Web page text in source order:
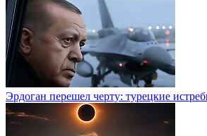
Эрдоган перешел черту: турецкие